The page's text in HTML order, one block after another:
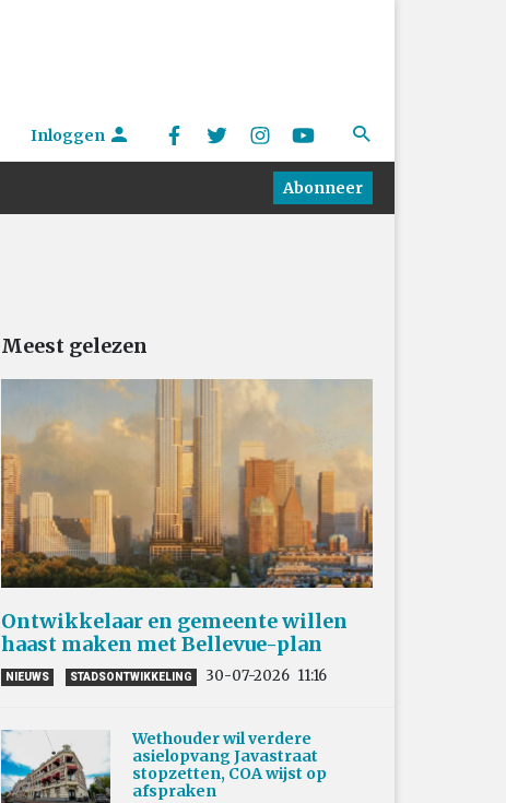
Inloggen
Abonneer
Meest gelezen
Ontwikkelaar en gemeente willen
haast maken met Bellevue-plan
NIEUWS STADSONTWIKKELING 30-07-2026 11:16
Wethouder wil verdere
asielopvang Javastraat
stopzetten, COA wijst op
afspraken